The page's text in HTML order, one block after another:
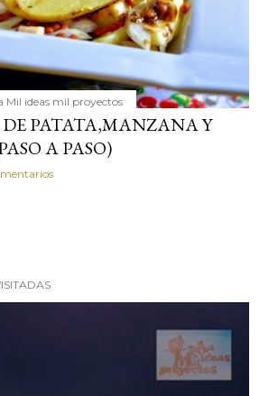
Mil ideas mil proyectos
PATATA,MANZANA Y
A PASO)